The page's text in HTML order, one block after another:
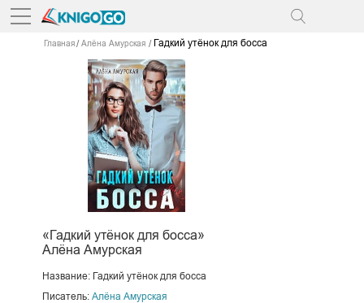
Главная Алёна Амурская Гадкий утёнок для босса
«Гадкий утёнок для босса»
Алёна Амурская
Название: Гадкий утёнок для босса
Писатель: Алёна Амурская